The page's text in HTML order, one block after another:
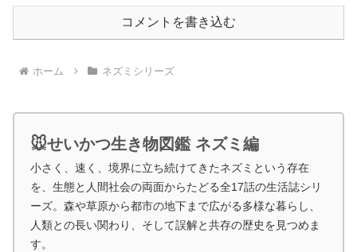
コメントを書き込む
ホーム ネズミシリーズ
🐭せいかつ生き物図鑑 ネズミ編
小さく、速く、境界に立ち続けてきたネズミという存在
を、生態と人間社会の両面からたどる全17話の生活誌シリ
ーズ。森や草原から都市の地下まで広がる多様な暮らし、
人類との長い関わり、そして誤解と共存の歴史を見つめま
す。